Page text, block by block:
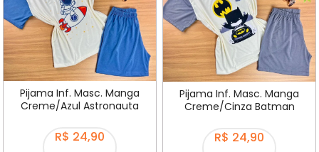
Pijama Inf. Masc. Manga
Creme/Azul Astronauta
R$ 24,90
Pijama Inf. Masc. Manga
Creme/Cinza Batman
R$ 24,90